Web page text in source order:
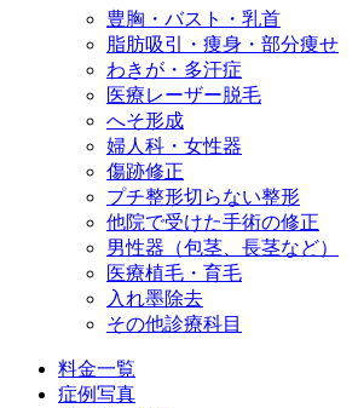
豊胸・バスト・乳首
脂肪吸引・痩身・部分痩せ
わきが・多汗症
医療レーザー脱毛
へそ形成
婦人科・女性器
傷跡修正
プチ整形切らない整形
他院で受けた手術の修正
男性器（包茎、長茎など）
医療植毛・育毛
入れ墨除去
その他診療科目
料金一覧
症例写真